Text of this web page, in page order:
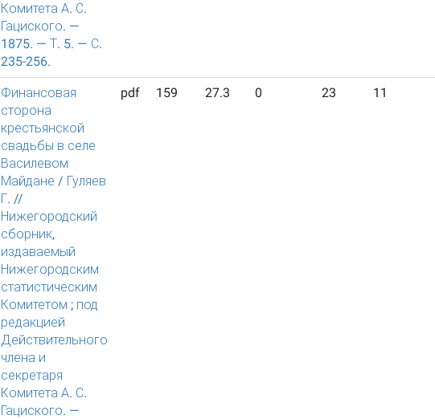
Комитета А. С.
Гациского. —
1875. — Т. 5. — С.
235-256.
Финансовая
сторона
крестьянской
свадьбы в селе
Василевом
Майдане / Гуляев
Г. //
Нижегородский
сборник,
издаваемый
Нижегородским
статистическим
Комитетом ; под
редакцией
Действительного
члена и
секретаря
Комитета А. С.
Гациского. —
pdf 159 27.3 0 23 11